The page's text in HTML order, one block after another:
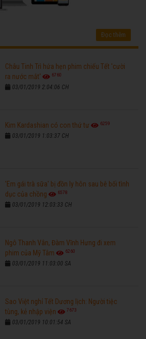
Đọc thêm
Châu Tinh Trì hứa hẹn phim chiếu Tết 'cười
ra nước mắt'
6760
03/01/2019 2:04:06 CH
Kim Kardashian có con thứ tư 6259
03/01/2019 1:03:37 CH
'Em gái trà sữa' bị đồn ly hôn sau bê bối tình
dục của chồng
6578
03/01/2019 12:03:33 CH
Ngô Thanh Vân, Đàm Vĩnh Hưng đi xem
phim của Mỹ Tâm
6260
03/01/2019 11:03:00 SA
Sao Việt nghỉ Tết Dương lịch: Người tiệc
tùng, kẻ nhập viện
7673
03/01/2019 10:01:54 SA